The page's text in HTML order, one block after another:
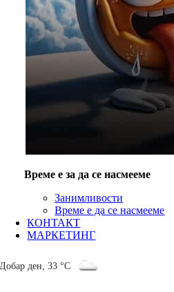
Време е за да се насмееме
Занимливости
Време е да се насмееме
КОНТАКТ
МАРКЕТИНГ
Добар ден,33 °C